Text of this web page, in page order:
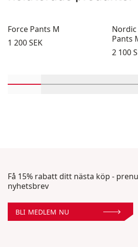
Force Pants M
Pris:
1 200 SEK
Pants
Pris:
2 100
Få 15% rabatt ditt nästa köp -
nyhetsbrev
BLI MEDLEM NU